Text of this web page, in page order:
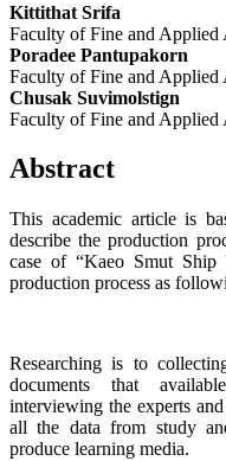
Kittithat Srifa
Faculty of Fine and
Poradee Pantupakorn
Faculty of Fine and
Chusak Suvimolstign
Faculty of Fine and
Abstract
This academic article is
describe the production
case of “Kaeo Smut Ship
production process as
Researching is to
documents that
interviewing the experts
all the data from study
produce learning media.